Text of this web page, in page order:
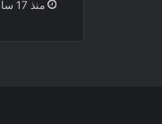
منذ 17 ساعة